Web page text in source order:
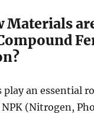
Materials
play an essential
(Nitrogen,